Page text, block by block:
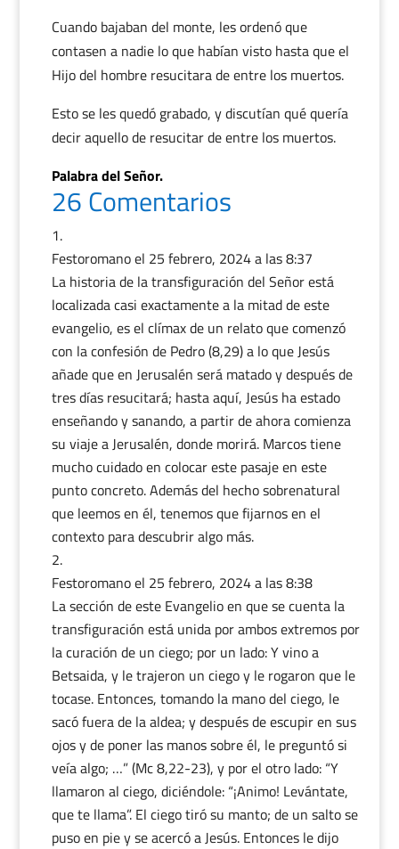
Cuando bajaban del monte, les ordenó que
contasen a nadie lo que habían visto hasta que el
Hijo del hombre resucitara de entre los muertos.
Esto se les quedó grabado, y discutían qué quería
decir aquello de resucitar de entre los muertos.
Palabra del Señor.
26 Comentarios
Festoromanoel 25 febrero, 2024 a las 8:37
La historia de la transfiguración del Señor está
localizada casi exactamente a la mitad de este
evangelio, es el clímax de un relato que comenzó
con la confesión de Pedro (8,29) a lo que Jesús
añade que en Jerusalén será matado y después de
tres días resucitará; hasta aquí, Jesús ha estado
enseñando y sanando, a partir de ahora comienza
su viaje a Jerusalén, donde morirá. Marcos tiene
mucho cuidado en colocar este pasaje en este
punto concreto. Además del hecho sobrenatural
que leemos en él, tenemos que fijarnos en el
contexto para descubrir algo más.
Festoromanoel 25 febrero, 2024 a las 8:38
La sección de este Evangelio en que se cuenta la
transfiguración está unida por ambos extremos por
la curación de un ciego; por un lado: Y vino a
Betsaida, y le trajeron un ciego y le rogaron que le
tocase. Entonces, tomando la mano del ciego, le
sacó fuera de la aldea; y después de escupir en sus
ojos y de poner las manos sobre él, le preguntó si
veía algo; …” (Mc 8,22-23), y por el otro lado: “Y
llamaron al ciego, diciéndole: “¡Animo! Levántate,
que te llama”. El ciego tiró su manto; de un salto se
puso en pie y se acercó a Jesús. Entonces le dijo